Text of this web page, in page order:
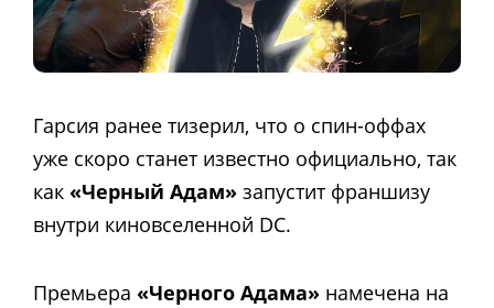
Гарсия ранее тизерил, что о спин-оффах
уже скоро станет известно официально, так
как «Черный Адам» запустит франшизу
внутри киновселенной DC.
Премьера «Черного Адама» намечена на